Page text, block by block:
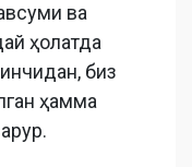
ва
ҳолатда
биз
ҳамма